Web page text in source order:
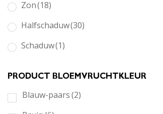
Zon(18)
Halfschaduw(30)
Schaduw(1)
PRODUCT BLOEMVRUCHTKLEUR
Blauw-paars(2)